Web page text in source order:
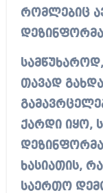
რომლებიც
თავად
ქარდი იყო,
ხასიათის,
საერთო